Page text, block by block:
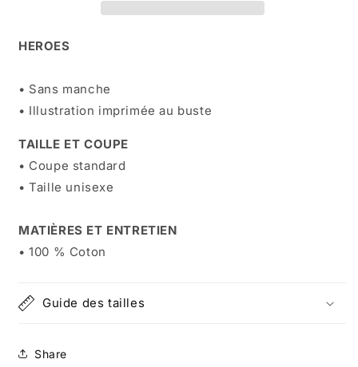
HEROES
• Sans manche
• Illustration imprimée au buste
TAILLE ET COUPE
• Coupe standard
• Taille unisexe
MATIÈRES ET ENTRETIEN
• 100 % Coton
Guide des tailles
Share